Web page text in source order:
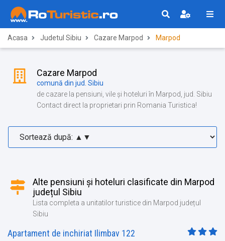
Acasa Judetul Sibiu Cazare Marpod Marpod
Cazare Marpod
comună din jud. Sibiu
de cazare la pensiuni, vile și hoteluri în Marpod, jud. Sibiu
Contact direct la proprietari prin Romania Turistica!
Alte pensiuni și hoteluri clasificate din Marpod
județul Sibiu
Lista completa a unitatilor turistice din Marpod județul
Sibiu
Apartament de inchiriat Ilimbav 122